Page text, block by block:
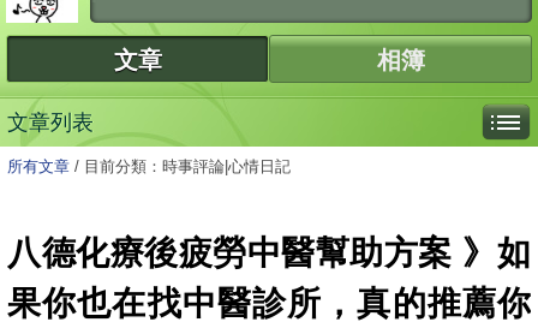
文章 相簿
文章列表
所有文章 / 目前分類：時事評論|心情日記
八德化療後疲勞中醫幫助方案 》如
果你也在找中醫診所，真的推薦你